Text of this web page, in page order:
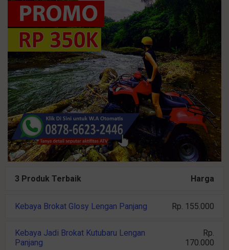
3 Produk Terbaik Harga
Kebaya Brokat Glosy Lengan Panjang Rp. 155.000
Kebaya Jadi Brokat Kutubaru Lengan
Panjang
Rp.
170.000